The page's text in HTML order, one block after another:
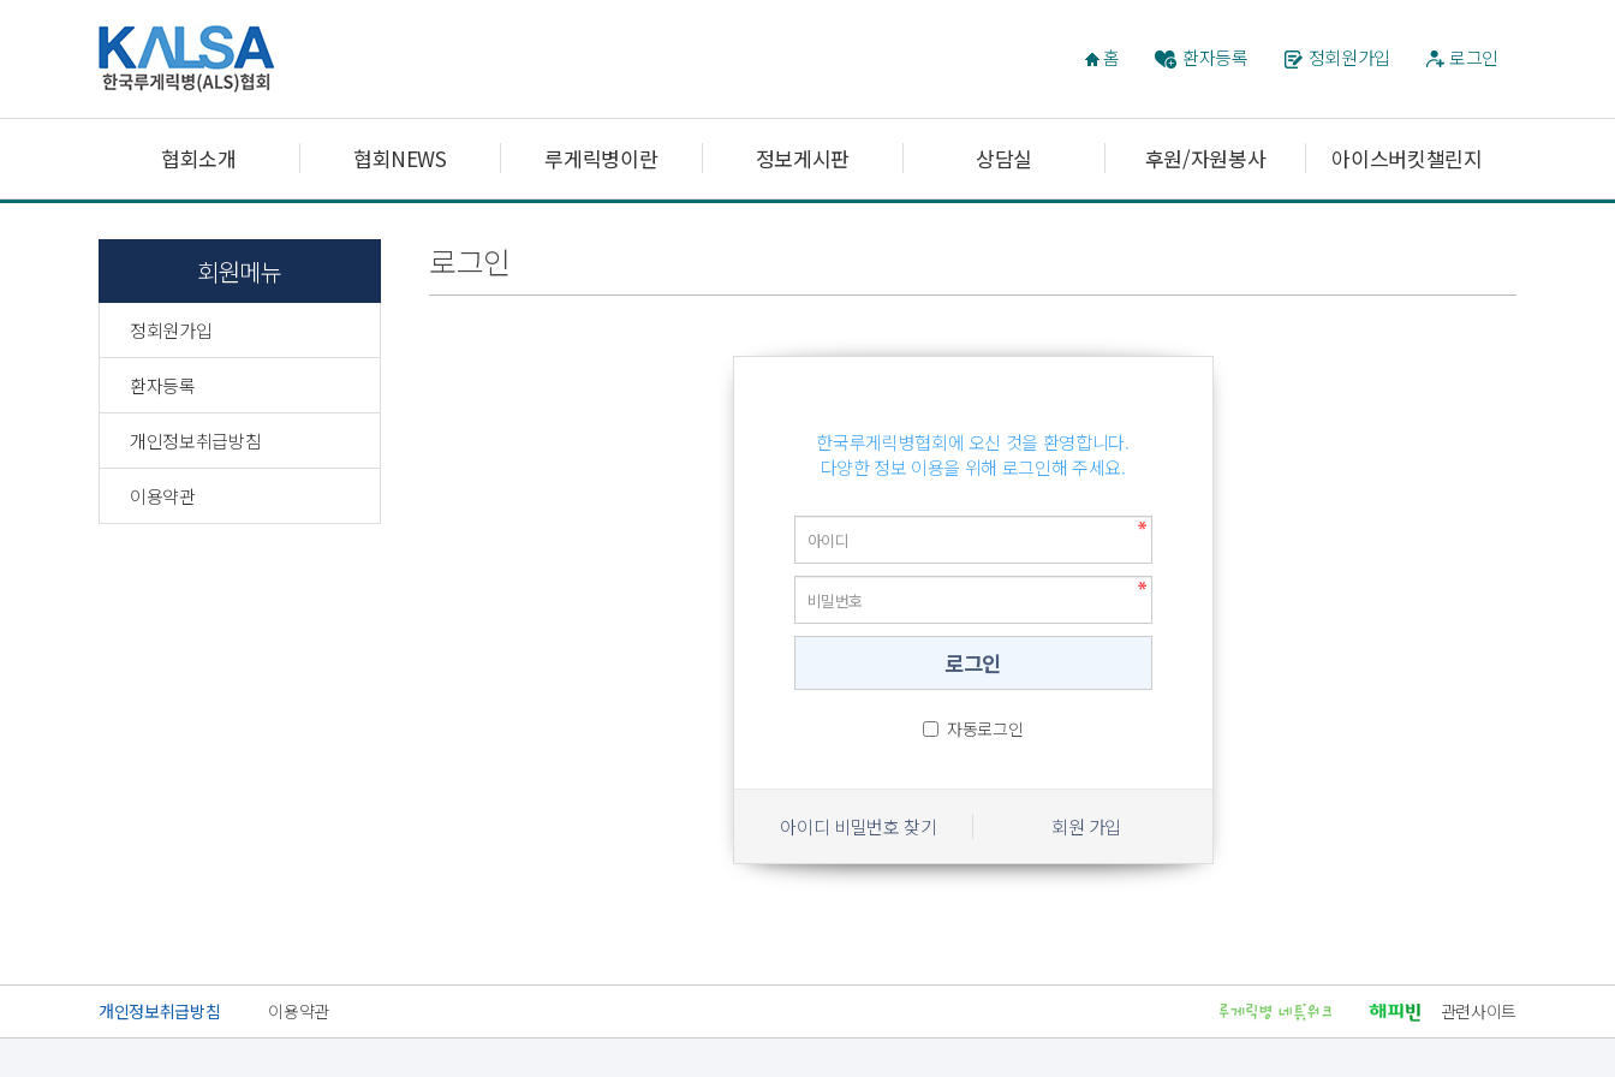
홈 환자등록 정회원가입 로그인
협회소개 협회NEWS 루게릭병이란 정보게시판 상담실 후원/자원봉사 아이스버킷챌린지
회원메뉴
정회원가입
환자등록
개인정보취급방침
이용약관
로그인
한국루게릭병협회에 오신 것을 환영합니다.
다양한 정보 이용을 위해 로그인해 주세요.
자동로그인
아이디 비밀번호 찾기 회원 가입
개인정보취급방침 이용약관 관련사이트